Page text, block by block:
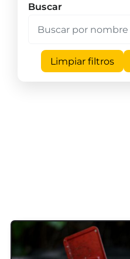
Buscar
Limpiar filtros